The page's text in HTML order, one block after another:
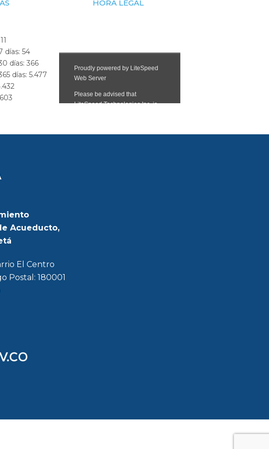
11
días: 54
días: 366
días: 5.477
HORA LEGAL
Acueducto,
El Centro
Postal: 180001